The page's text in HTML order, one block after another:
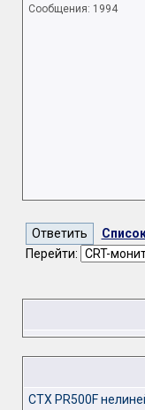
Сообщения: 1994
Перейти:
CTX PR500F